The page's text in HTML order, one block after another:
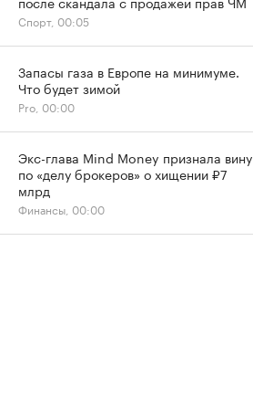
Спорт, 00:05
Запасы газа в Европе на минимуме.
Что будет зимой
Pro, 00:00
Экс-глава Mind Money признала вину
по «делу брокеров» о хищении ₽7
млрд
Финансы, 00:00